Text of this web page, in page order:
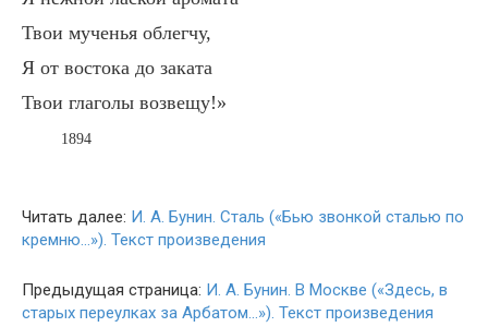
Твои мученья облегчу,
Я от востока до заката
Твои глаголы возвещу!»
1894
Читать далее: И. А. Бунин. Сталь («Бью звонкой сталью по
кремню…»). Текст произведения
Предыдущая страница: И. А. Бунин. В Москве («Здесь, в
старых переулках за Арбатом…»). Текст произведения